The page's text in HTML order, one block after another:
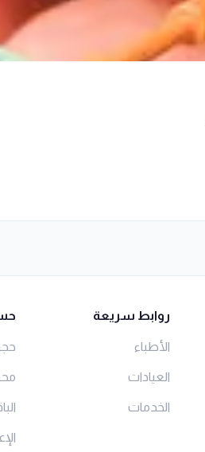
روابط سريعة
الأطباء
العيادات
الخدمات